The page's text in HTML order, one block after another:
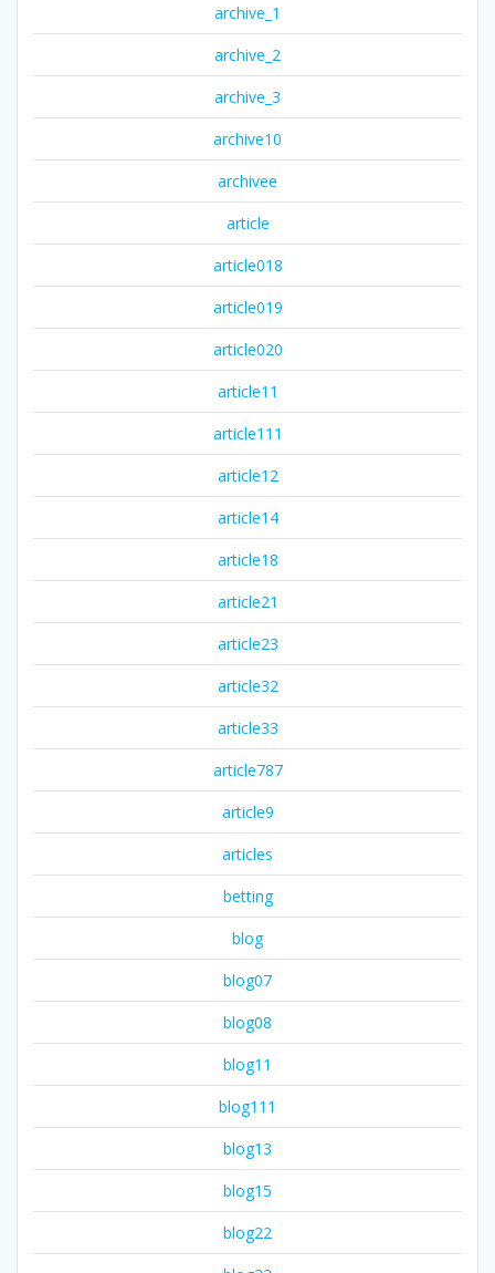
archive_1
archive_2
archive_3
archive10
archivee
article
article018
article019
article020
article11
article111
article12
article14
article18
article21
article23
article32
article33
article787
article9
articles
betting
blog
blog07
blog08
blog11
blog111
blog13
blog15
blog22